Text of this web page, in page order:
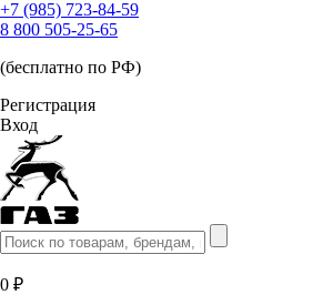
+7 (985) 723-84-59
8 800 505-25-65
(бесплатно по РФ)
Регистрация
Вход
0 ₽